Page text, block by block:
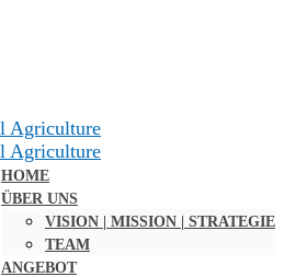
HOME
ÜBER UNS
VISION | MISSION | STRATEGIE
TEAM
ANGEBOT